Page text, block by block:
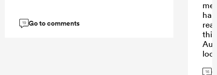
19 Go to comments
16